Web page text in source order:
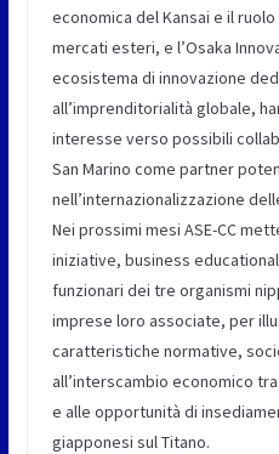
economica del Kansai e il
mercati esteri, e l’Osaka
ecosistema di innovazione
all’imprenditorialità globale,
interesse verso possibili
San Marino come partner
nell’internazionalizzazione
Nei prossimi mesi ASE-CC
iniziative, business
funzionari dei tre organismi
imprese loro associate, per
caratteristiche normative,
all’interscambio economico
e alle opportunità di
giapponesi sul Titano.